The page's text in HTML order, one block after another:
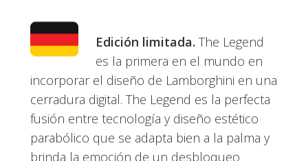
Edición limitada. The Legend
es la primera en el mundo en
incorporar el diseño de Lamborghini en una
cerradura digital. The Legend es la perfecta
fusión entre tecnología y diseño estético
parabólico que se adapta bien a la palma y
brinda la emoción de un desbloqueo